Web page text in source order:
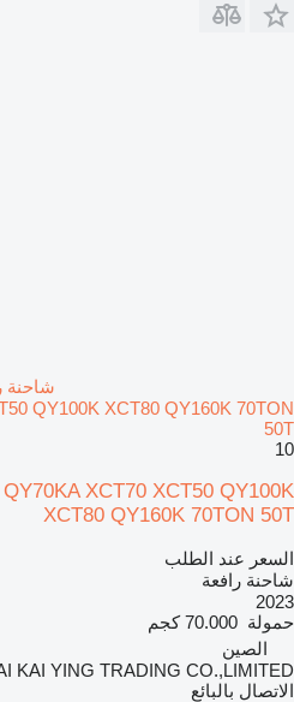
QY100K XCT80 QY160K 70TON
50T
10
XCT70 XCT50 QY100K
XCT80 QY160K 70TON 50T
السعر عند الطلب
شاحنة رافعة
2023
حمولة 70.000 كجم
الصين
KAI YING TRADING CO.,LIMITED
الاتصال بالبائع